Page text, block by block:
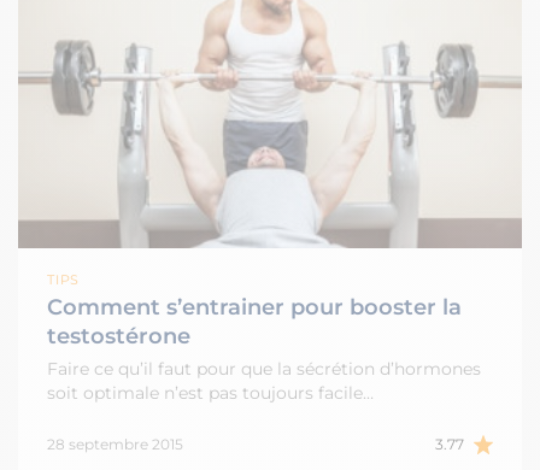
TIPS
Comment s’entrainer pour booster la
testostérone
Faire ce qu’il faut pour que la sécrétion d’hormones
soit optimale n’est pas toujours facile…
28 septembre 2015 3.77